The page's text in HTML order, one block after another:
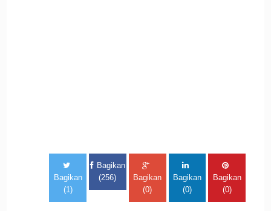
Bagikan
(1)
Bagikan
(256)
Bagikan
(0)
Bagikan
(0)
Bagikan
(0)